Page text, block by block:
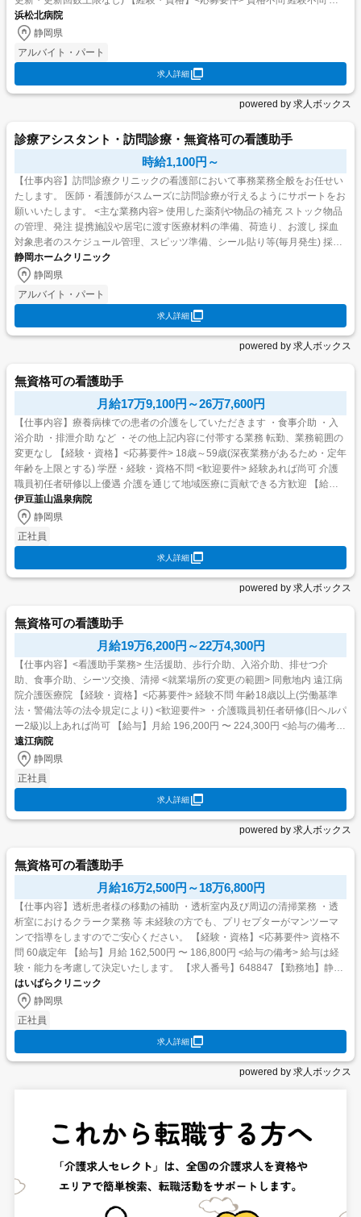
浜松北病院
静岡県
アルバイト・パート
求人詳細
powered by 求人ボックス
診療アシスタント・訪問診療・無資格可の看護助手
時給1,100円～
【仕事内容】訪問診療クリニックの看護部において事務業務全般をお任せい
たします。 医師・看護師がスムーズに訪問診療が行えるようにサポートをお
願いいたします。 <主な業務内容> 使用した薬剤や物品の補充 ストック物品
の管理、発注 提携施設や居宅に渡す医療材料の準備、荷造り、お渡し 採血
対象患者のスケジュール管理、スピッツ準備、シール貼り等(毎月発生) 採血
結果のデータ管理 カテーテル/注...
静岡ホームクリニック
静岡県
アルバイト・パート
求人詳細
powered by 求人ボックス
無資格可の看護助手
月給17万9,100円～26万7,600円
【仕事内容】療養病棟での患者の介護をしていただきます ・食事介助 ・入
浴介助 ・排泄介助 など ・その他上記内容に付帯する業務 転勤、業務範囲の
変更なし 【経験・資格】<応募要件> 18歳～59歳(深夜業務があるため・定年
年齢を上限とする) 学歴・経験・資格不問 <歓迎要件> 経験あれば尚可 介護
職員初任者研修以上優遇 介護を通じて地域医療に貢献できる方歓迎 【給
与】月給 179,100円 〜...
伊豆韮山温泉病院
静岡県
正社員
求人詳細
powered by 求人ボックス
無資格可の看護助手
月給19万6,200円～22万4,300円
【仕事内容】<看護助手業務> 生活援助、歩行介助、入浴介助、排せつ介
助、食事介助、シーツ交換、清掃 <就業場所の変更の範囲> 同敷地内 遠江病
院介護医療院 【経験・資格】<応募要件> 経験不問 年齢18歳以上(労働基準
法・警備法等の法令規定により) <歓迎要件> ・介護職員初任者研修(旧ヘルパ
ー2級)以上あれば尚可 【給与】月給 196,200円 〜 224,300円 <給与の備考>
参考モデル...
遠江病院
静岡県
正社員
求人詳細
powered by 求人ボックス
無資格可の看護助手
月給16万2,500円～18万6,800円
【仕事内容】透析患者様の移動の補助 ・透析室内及び周辺の清掃業務 ・透
析室におけるクラーク業務 等 未経験の方でも、プリセプターがマンツーマ
ンで指導をしますのでご安心ください。 【経験・資格】<応募要件> 資格不
問 60歳定年 【給与】月給 162,500円 〜 186,800円 <給与の備考> 給与は経
験・能力を考慮して決定いたします。 【求人番号】648847 【勤務地】静岡
県牧之原市布引原...
はいばらクリニック
静岡県
正社員
求人詳細
powered by 求人ボックス